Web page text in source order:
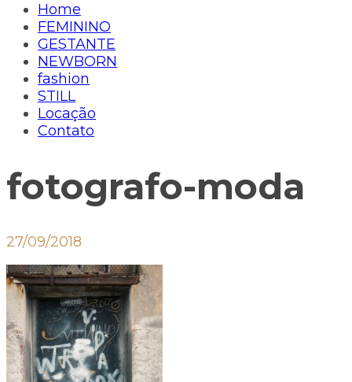
Home
FEMININO
GESTANTE
NEWBORN
fashion
STILL
Locação
Contato
fotografo-moda
27/09/2018